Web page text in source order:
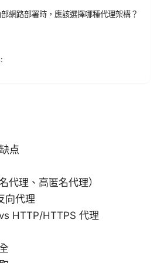
網路部署時，應該選擇哪種代理架構？
点
代理、高匿名代理）
向代理
HTTP/HTTPS 代理